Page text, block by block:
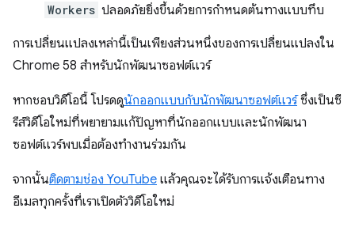
Workers ปลอดภัยยิ่งขึ้นด้วยการกำหนดต้นทางแบบทึบ
การเปลี่ยนแปลงเหล่านี้เป็นเพียงส่วนหนึ่งของการเปลี่ยนแปลงใน
Chrome 58 สําหรับนักพัฒนาซอฟต์แวร์
หากชอบวิดีโอนี้ โปรดดูนักออกแบบกับนักพัฒนาซอฟต์แวร์ซึ่งเป็นซี
รีส์วิดีโอใหม่ที่พยายามแก้ปัญหาที่นักออกแบบและนักพัฒนา
ซอฟต์แวร์พบเมื่อต้องทำงานร่วมกัน
จากนั้นติดตามช่อง YouTube แล้วคุณจะได้รับการแจ้งเตือนทาง
อีเมลทุกครั้งที่เราเปิดตัววิดีโอใหม่